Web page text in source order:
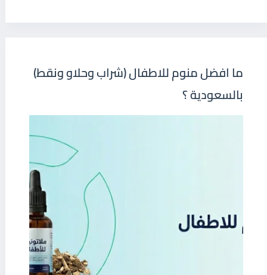
ما افضل منوم للاطفال (شراب وحلاو ونقط)
بالسعودية ؟